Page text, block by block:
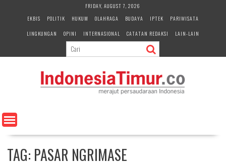
e
n
FRIDAY, AUGUST 7, 2026
EKBIS
POLITIK HUKUM OLAHRAGA BUDAYA IPTEK
PARIWISATA
LINGKUNGAN
OPINI INTERNASIONAL CATATAN REDAKSI LAIN-LAIN
TAG: PASAR NGRIMASE